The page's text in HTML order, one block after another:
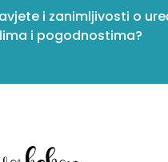
i zanimljivosti o
i pogodnostima?